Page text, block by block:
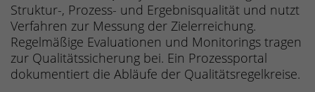
Struktur-, Prozess- und Ergebnisqualität und nutzt
Verfahren zur Messung der Zielerreichung.
Regelmäßige Evaluationen und Monitorings tragen
zur Qualitätssicherung bei. Ein Prozessportal
dokumentiert die Abläufe der Qualitätsregelkreise.